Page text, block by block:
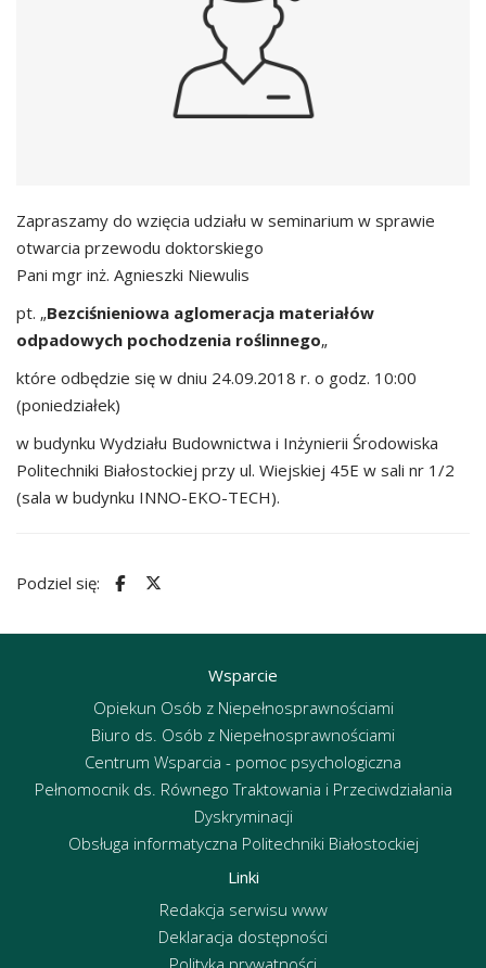
Zapraszamy do wzięcia udziału w seminarium w sprawie
otwarcia przewodu doktorskiego
Pani mgr inż. Agnieszki Niewulis
pt. „Bezciśnieniowa aglomeracja materiałów
odpadowych pochodzenia roślinnego„
które odbędzie się w dniu 24.09.2018 r. o godz. 10:00
(poniedziałek)
w budynku Wydziału Budownictwa i Inżynierii Środowiska
Politechniki Białostockiej przy ul. Wiejskiej 45E w sali nr 1/2
(sala w budynku INNO-EKO-TECH).
Podziel się:
Wsparcie
Opiekun Osób z Niepełnosprawnościami
Biuro ds. Osób z Niepełnosprawnościami
Centrum Wsparcia - pomoc psychologiczna
Pełnomocnik ds. Równego Traktowania i Przeciwdziałania
Dyskryminacji
Obsługa informatyczna Politechniki Białostockiej
Linki
Redakcja serwisu www
Deklaracja dostępności
Polityka prywatności